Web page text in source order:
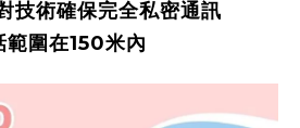
技術確保完全私密通訊
範圍在150米內